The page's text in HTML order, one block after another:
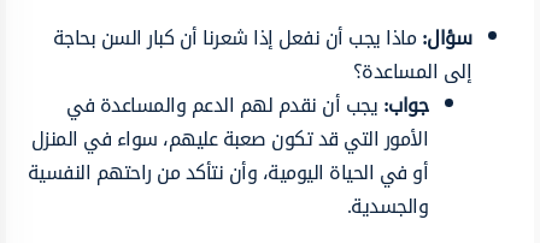
سؤال:ماذا يجب أن نفعل إذا شعرنا أن كبار السن بحاجة
إلى المساعدة؟
جواب:يجب أن نقدم لهم الدعم والمساعدة في
الأمور التي قد تكون صعبة عليهم، سواء في المنزل
أو في الحياة اليومية، وأن نتأكد من راحتهم النفسية
والجسدية.